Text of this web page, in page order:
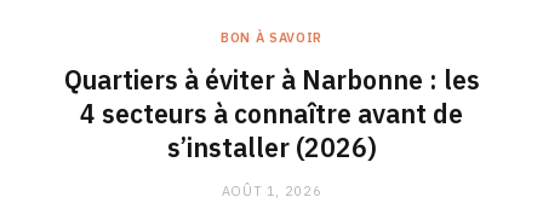
BON À SAVOIR
Quartiers à éviter à Narbonne : les
4 secteurs à connaître avant de
s’installer (2026)
AOÛT 1, 2026